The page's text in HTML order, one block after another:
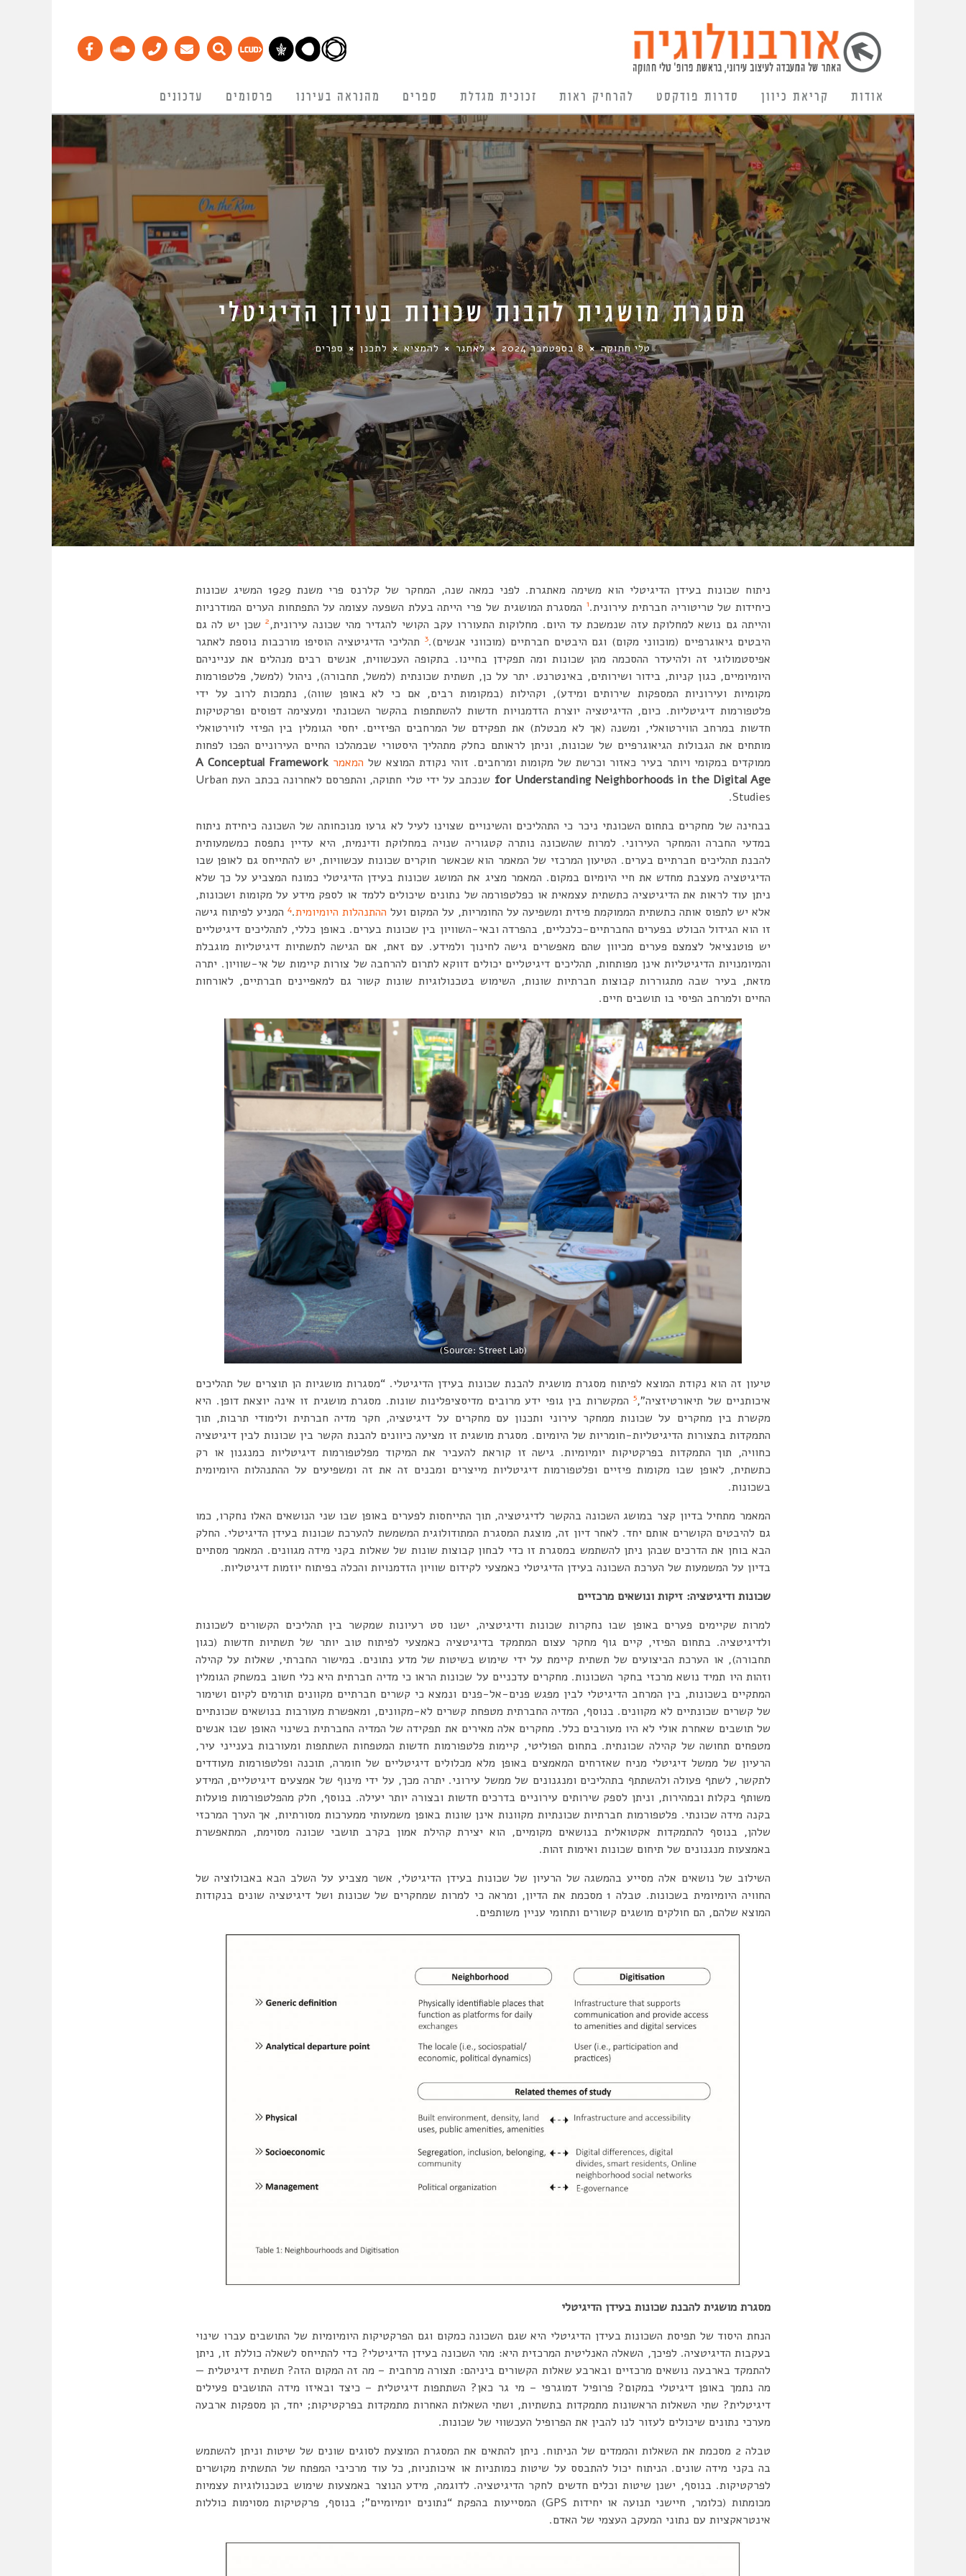
אודות קריאת כיוון סדרות פודקסט להרחיק ראות זכוכית מגדלת ספרים מהנראה בעירנו פרסומים עדכונים
מסגרת מושגית להבנת שכונות בעידן הדיגיטלי
טלי חתוקה 8 בספטמבר 2024 לאתגר להמציא לתכנן ספרים
ניתוח שכונות בעידן הדיגיטלי הוא משימה מאתגרת. לפני כמאה שנה, המחקר של קלרנס פרי משנת 1929 המשיג שכונות
כיחידות של טריטוריה חברתית עירונית.1 המסגרת המושגית של פרי הייתה בעלת השפעה עצומה על התפתחות הערים המודרניות
והייתה גם נושא למחלוקת עזה שנמשכת עד היום. מחלוקות התעוררו עקב הקושי להגדיר מהי שכונה עירונית,2שכן יש לה גם
היבטים גיאוגרפיים (מוכווני מקום) וגם היבטים חברתיים (מוכווני אנשים).3 תהליכי הדיגיטציה הוסיפו מורכבות נוספת לאתגר
אפיסטמולוגי זה ולהיעדר ההסכמה מהן שכונות ומה תפקידן בחיינו. בתקופה העכשווית, אנשים רבים מנהלים את ענייניהם
היומיומיים, כגון קניות, בידור ושירותים, באינטרנט. יתר על כן, תשתית שכונתית (למשל, תחבורה), ניהול (למשל, פלטפורמות
מקומיות ועירוניות המספקות שירותים ומידע), וקהילות (במקומות רבים, אם כי לא באופן שווה), נתמכות לרוב על ידי
פלטפורמות דיגיטליות. כיום, הדיגיטציה יוצרת הזדמנויות חדשות להשתתפות בהקשר השכונתי ומעצימה דפוסים ופרקטיקות
חדשות במרחב הווירטואלי, ומשנה (אך לא מבטלת) את תפקידם של המרחבים הפיזיים. יחסי הגומלין בין הפיזי לווירטואלי
מותחים את הגבולות הגיאוגרפיים של שכונות, וניתן לראותם כחלק מתהליך היסטורי שבמהלכו החיים העירוניים הפכו לפחות
ממוקדים במקומי ויותר בעיר כאזור וכרשת של מקומות ומרחבים. זוהי נקודת המוצא של המאמר A Conceptual Framework
for Understanding Neighborhoods in the Digital Age
שנכתב על ידי טלי חתוקה, והתפרסם לאחרונה בכתב העת Urban
Studies.
בבחינה של מחקרים בתחום השכונתי ניכר כי התהליכים והשינויים שצוינו לעיל לא גרעו מנוכחותה של השכונה כיחידת ניתוח
במדעי החברה והמחקר העירוני. למרות שהשכונה נותרה קטגוריה שנויה במחלוקת ודינמית, היא עדיין נתפסת כמשמעותית
להבנת תהליכים חברתיים בערים. הטיעון המרכזי של המאמר הוא שכאשר חוקרים שכונות עכשוויות, יש להתייחס גם לאופן שבו
הדיגיטציה מעצבת מחדש את חיי היומיום במקום. המאמר מציג את המושג שכונות בעידן הדיגיטלי כמונח המצביע על כך שלא
ניתן עוד לראות את הדיגיטציה כתשתית עצמאית או כפלטפורמה של נתונים שיכולים ללמד או לספק מידע על מקומות ושכונות,
אלא יש לתפוס אותה כתשתית הממוקמת פיזית ומשפיעה על החומריות, על המקום ועל ההתנהלות היומיומית.
4 המניע לפיתוח גישה
זו הוא הגידול הבולט בפערים החברתיים-כלכליים, בהפרדה ובאי-השוויון בין שכונות בערים. באופן כללי, לתהליכים דיגיטליים
יש פוטנציאל לצמצם פערים מכיוון שהם מאפשרים גישה לחינוך ולמידע. עם זאת, אם הגישה לתשתיות דיגיטליות מוגבלת
והמיומנויות הדיגיטליות אינן מפותחות, תהליכים דיגיטליים יכולים דווקא לתרום להרחבה של צורות קיימות של אי-שוויון. יתרה
מזאת, בעיר שבה מתגוררות קבוצות חברתיות שונות, השימוש בטכנולוגיות שונות קשור גם למאפיינים חברתיים, לאורחות
החיים ולמרחב הפיסי בו תושבים חיים.
(Source: Street Lab)
טיעון זה הוא נקודת המוצא לפיתוח מסגרת מושגית להבנת שכונות בעידן הדיגיטלי. “מסגרות מושגיות הן תוצרים של תהליכים
איכותניים של תיאורטיזציה”,5 המקשרות בין גופי ידע מרובים מדיסציפלינות שונות. מסגרת מושגית זו אינה יוצאת דופן. היא
מקשרת בין מחקרים על שכונות ממחקר עירוני ותכנון עם מחקרים על דיגיטציה, חקר מדיה חברתית ולימודי תרבות, תוך
התמקדות בתצורות הדיגיטליות-חומריות של היומיום. מסגרת מושגית זו מציעה כיוונים להבנת הקשר בין שכונות לבין דיגיטציה
כחוויה, תוך התמקדות בפרקטיקות יומיומיות. גישה זו קוראת להעביר את המיקוד מפלטפורמות דיגיטליות כמנגנון או רק
כתשתית, לאופן שבו מקומות פיזיים ופלטפורמות דיגיטליות מייצרים ומבנים זה את זה ומשפיעים על ההתנהלות היומיומית
בשכונות.
המאמר מתחיל בדיון קצר במושג השכונה בהקשר לדיגיטציה, תוך התייחסות לפערים באופן שבו שני הנושאים האלו נחקרו, כמו
גם להיבטים הקושרים אותם יחד. לאחר דיון זה, מוצגת המסגרת המתודולוגית המשמשת להערכת שכונות בעידן הדיגיטלי. החלק
הבא בוחן את הדרכים שבהן ניתן להשתמש במסגרת זו כדי לבחון קבוצות שונות של שאלות בקני מידה מגוונים. המאמר מסתיים
בדיון על המשמעות של הערכת השכונה בעידן הדיגיטלי כאמצעי לקידום שוויון הזדמנויות והכלה בפיתוח יוזמות דיגיטליות.
שכונות ודיגיטציה: זיקות ונושאים מרכזיים
למרות שקיימים פערים באופן שבו נחקרות שכונות ודיגיטציה, ישנו סט רעיונות שמקשר בין תהליכים הקשורים לשכונות
ולדיגיטציה. בתחום הפיזי, קיים גוף מחקר עצום המתמקד בדיגיטציה כאמצעי לפיתוח טוב יותר של תשתיות חדשות (כגון
תחבורה), או הערכת הביצועים של תשתית קיימת על ידי שימוש בשיטות של מדע נתונים. במישור החברתי, שאלות על קהילה
וזהות היו תמיד נושא מרכזי בחקר השכונות. מחקרים עדכניים על שכונות הראו כי מדיה חברתית היא כלי חשוב במשחק הגומלין
המתקיים בשכונות, בין המרחב הדיגיטלי לבין מפגש פנים-אל-פנים ונמצא כי קשרים חברתיים מקוונים תורמים לקיום ושימור
של קשרים שכונתיים לא מקוונים. בנוסף, המדיה החברתית מטפחת קשרים לא-מקוונים, ומאפשרת מעורבות בנושאים שכונתיים
של תושבים שאחרת אולי לא היו מעורבים כלל. מחקרים אלה מאירים את תפקידה של המדיה החברתית בשינוי האופן שבו אנשים
מטפחים תחושה של קהילה שכונתית. בתחום הפוליטי, קיימות פלטפורמות חדשות המטפחות השתתפות ומעורבות בענייני עיר,
הרעיון של ממשל דיגיטלי מניח שאזרחים המאמצים באופן מלא מכלולים דיגיטליים של חומרה, תוכנה ופלטפורמות מעודדים
לתקשר, לשתף פעולה ולהשתתף בתהליכים ומנגנונים של ממשל עירוני. יתרה מכך, על ידי מינוף של אמצעים דיגיטליים, המידע
משותף בקלות ובמהירות, וניתן לספק שירותים עירוניים בדרכים חדשות ובצורה יותר יעילה. בנוסף, חלק מהפלטפורמות פועלות
בקנה מידה שכונתי. פלטפורמות חברתיות שכונתיות מקוונות אינן שונות באופן משמעותי ממערכות מסורתיות, אך הערך המרכזי
שלהן, בנוסף להתמקדות אקטואלית בנושאים מקומיים, הוא יצירת קהילת אמון בקרב תושבי שכונה מסוימת, המתאפשרת
באמצעות מנגנונים של תיחום שכונות ואימות זהות.
השילוב של נושאים אלה מסייע בהמשגה של הרעיון של שכונות בעידן הדיגיטלי, אשר מצביע על השלב הבא באבולוציה של
החוויה היומיומית בשכונות. טבלה 1 מסכמת את הדיון, ומראה כי למרות שמחקרים של שכונות ושל דיגיטציה שונים בנקודות
המוצא שלהם, הם חולקים מושגים קשורים ותחומי עניין משותפים.
מסגרת מושגית להבנת שכונות בעידן הדיגיטלי
הנחת היסוד של תפיסת השכונות בעידן הדיגיטלי היא שגם השכונה כמקום וגם הפרקטיקות היומיומיות של התושבים עברו שינוי
בעקבות הדיגיטציה. לפיכך, השאלה האנליטית המרכזית היא: מהי השכונה בעידן הדיגיטלי? כדי להתייחס לשאלה כוללת זו, ניתן
להתמקד בארבעה נושאים מרכזיים ובארבע שאלות הקשורים ביניהם: תצורה מרחבית – מה זה המקום הזה? תשתית דיגיטלית —
מה נתמך באופן דיגיטלי במקום? פרופיל דמוגרפי – מי גר כאן? השתתפות דיגיטלית – כיצד ובאיזו מידה התושבים פעילים
דיגיטלית? שתי השאלות הראשונות מתמקדות בתשתיות, ושתי השאלות האחרות מתמקדות בפרקטיקות; יחד, הן מספקות ארבעה
מערכי נתונים שיכולים לעזור לנו להבין את הפרופיל העכשווי של שכונות.
טבלה 2 מסכמת את השאלות והממדים של הניתוח. ניתן להתאים את המסגרת המוצעת לסוגים שונים של שיטות וניתן להשתמש
בה בקני מידה שונים. הניתוח יכול להתבסס על שיטות כמותניות או איכותניות, כל עוד מרכיבי המפתח של התשתית מקושרים
לפרקטיקות. בנוסף, ישנן שיטות וכלים חדשים לחקר הדיגיטציה. לדוגמה, מידע הנוצר באמצעות שימוש בטכנולוגיות עצמיות
מכומתות (כלומר, חיישני תנועה או יחידות GPS) המסייעות בהפקת “נתונים יומיומיים”; בנוסף, פרקטיקות מסוימות כוללות
אינטראקציות עם נתוני המעקב העצמי של האדם.